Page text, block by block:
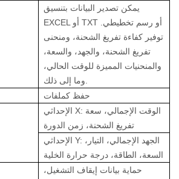
يمكن تصدير البيانات بتنسيق
EXCEL أو TXT أو رسم تخطيطي.
توفير كفاءة تفريغ الشحنة، ومنحنى
تفريغ الشحنة، والجهد، والسعة،
والمنحنيات المميزة للوقت الحالي،
وما إلى ذلك.
حفظ كملفات
الإحداثي X: الوقت الإجمالي، سعة
تفريغ الشحنة، زمن الدورة
الإحداثي Y: الجهد الإجمالي، التيار،
السعة، الطاقة، درجة حرارة الخلية
حماية بيانات إيقاف التشغيل،